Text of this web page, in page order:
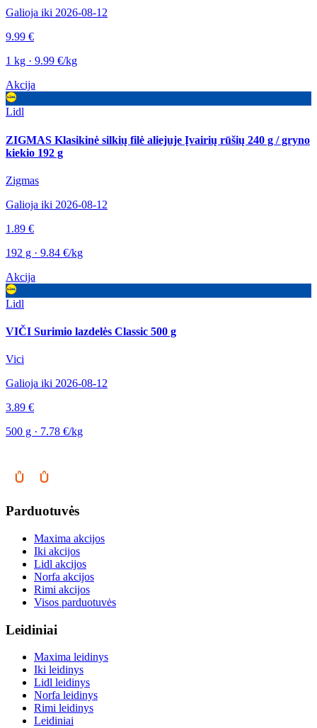
Galioja iki 2026-08-12
9.99 €
1 kg · 9.99 €/kg
Akcija
Lidl
ZIGMAS Klasikinė silkių filė aliejuje Įvairių rūšių 240 g / gryno
kiekio 192 g
Zigmas
Galioja iki 2026-08-12
1.89 €
192 g · 9.84 €/kg
Akcija
Lidl
VIČI Surimio lazdelės Classic 500 g
Vici
Galioja iki 2026-08-12
3.89 €
500 g · 7.78 €/kg
Parduotuvės
Maxima akcijos
Iki akcijos
Lidl akcijos
Norfa akcijos
Rimi akcijos
Visos parduotuvės
Leidiniai
Maxima leidinys
Iki leidinys
Lidl leidinys
Norfa leidinys
Rimi leidinys
Leidiniai